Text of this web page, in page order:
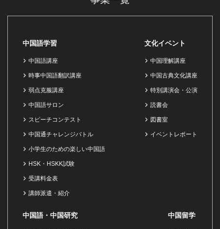
中国語学習
中国語講座
時事中国語翻訳講座
弱点克服講座
中国語サロン
スピーチコンテスト
中国通チャレンジバトル
小学生のための楽しい中国語
HSK・HSKK試験
受講料金表
講師派遣・紹介
文化イベント
中国理解講座
中国古典文化講座
特別講演会・公演
読書会
図書室
イベントレポート
中国語・中国研究 中国留学